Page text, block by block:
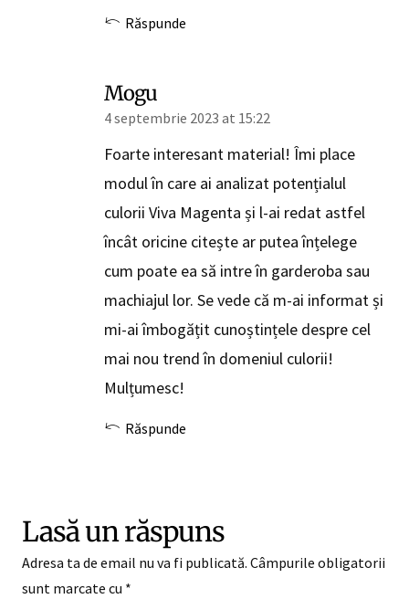
Răspunde
Mogu
4 septembrie 2023 at 15:22
Foarte interesant material! Îmi place
modul în care ai analizat potențialul
culorii Viva Magenta și l-ai redat astfel
încât oricine citește ar putea înțelege
cum poate ea să intre în garderoba sau
machiajul lor. Se vede că m-ai informat și
mi-ai îmbogățit cunoștințele despre cel
mai nou trend în domeniul culorii!
Mulțumesc!
Răspunde
Lasă un răspuns
Adresa ta de email nu va fi publicată. Câmpurile obligatorii
sunt marcate cu *